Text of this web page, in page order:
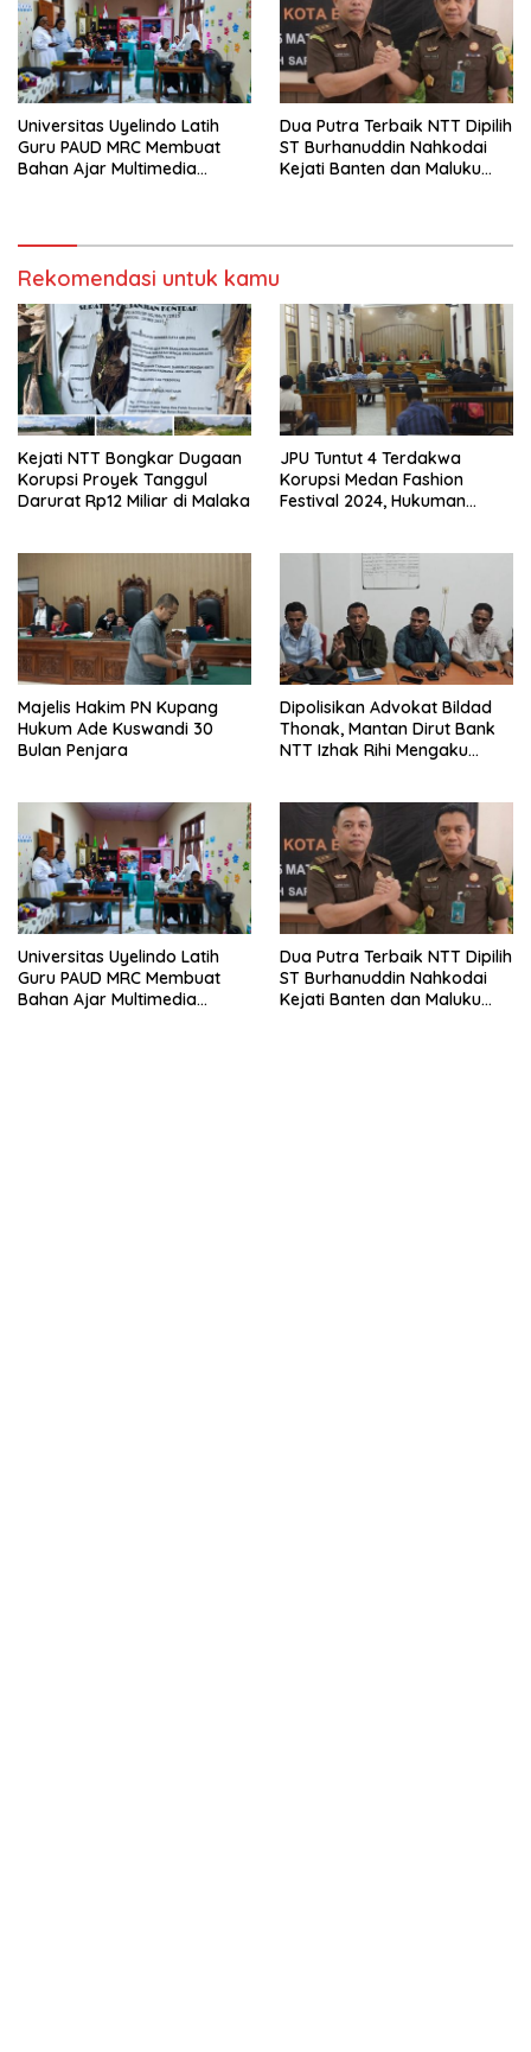
Universitas Uyelindo Latih
Guru PAUD MRC Membuat
Bahan Ajar Multimedia
Dua Putra Terbaik NTT Dipilih
ST Burhanuddin Nahkodai
Kejati Banten dan Maluku
Rekomendasi untuk kamu
Kejati NTT Bongkar Dugaan
Korupsi Proyek Tanggul
Darurat Rp12 Miliar di Malaka
JPU Tuntut 4 Terdakwa
Korupsi Medan Fashion
Festival 2024, Hukuman
Majelis Hakim PN Kupang
Hukum Ade Kuswandi 30
Bulan Penjara
Dipolisikan Advokat Bildad
Thonak, Mantan Dirut Bank
NTT Izhak Rihi Mengaku
Universitas Uyelindo Latih
Guru PAUD MRC Membuat
Bahan Ajar Multimedia
Dua Putra Terbaik NTT Dipilih
ST Burhanuddin Nahkodai
Kejati Banten dan Maluku